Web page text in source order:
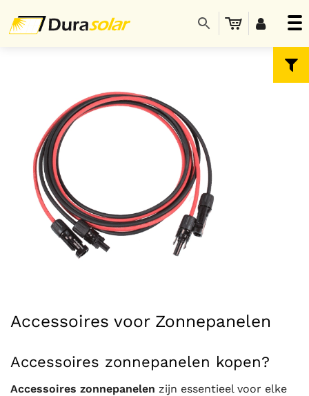
Accessoires voor Zonnepanelen
Accessoires zonnepanelen kopen?
Accessoires zonnepanelen zijn essentieel voor elke